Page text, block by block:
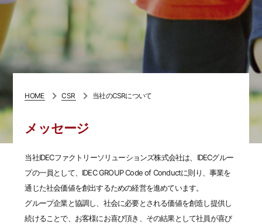
HOME CSR 当社のCSRについて
メッセージ
当社IDECファクトリーソリューションズ株式会社は、IDECグルー
プの一員として、IDEC GROUP Code of Conductに則り、事業を
通じた社会価値を創出するための経営を進めています。
グループ企業と協調し、社会に必要とされる価値を創造し提供し
続けることで、お客様にお喜び頂き、その結果として社員が喜び